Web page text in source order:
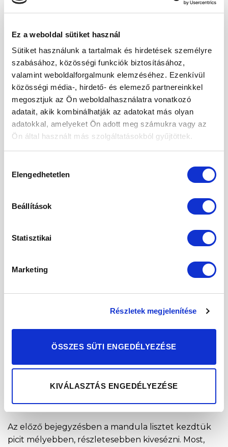
Ez a weboldal sütiket használ
Sütiket használunk a tartalmak és hirdetések személyre
szabásához, közösségi funkciók biztosításához,
valamint weboldalforgalmunk elemzéséhez. Ezenkívül
közösségi média-, hirdető- és elemező partnereinkkel
megosztjuk az Ön weboldalhasználatra vonatkozó
adatait, akik kombinálhatják az adatokat más olyan
adatokkal, amelyeket Ön adott meg számukra vagy az
Ön által használt más szolgáltatásokból gyűjtöttek.
kiválasztása
Elengedhetetlen
Beállítások
Statisztikai
Marketing
Részletek megjelenítése
ÖSSZES SÜTI ENGEDÉLYEZÉSE
KIVÁLASZTÁS ENGEDÉLYEZÉSE
az emésztésünket illeti. No persze, nem kell
más alapanyagokkal dolgozni. Ha esetleg a bejgli, a
flódni, zserbó, és egyéb finomságok elfogytak volna,
de még […]
CONTINUE READING→
Posted in Édesség,Receptek | Tagged édesség,egészséges
juharszirup
mandula liszt sütemény ,tudatos
Olasz mandulás keksz (pasticcini alle
Az előző bejegyzésben a mandula lisztet kezdtük
picit mélyebben, részletesebben kivesézni. Most,